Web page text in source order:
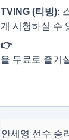
TVING (티빙):
게 시청하실 수
👉
을 무료로 즐기
안세영 선수 승